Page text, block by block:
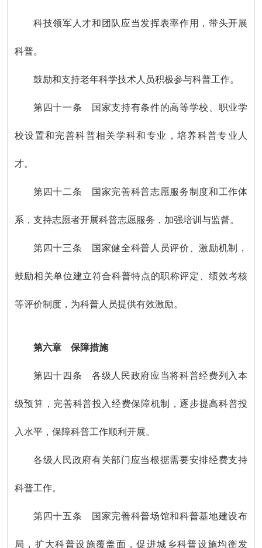
科技领军人才和团队应当发挥表率作用，带头开展
科普。
鼓励和支持老年科学技术人员积极参与科普工作。
第四十一条 国家支持有条件的高等学校、职业学
校设置和完善科普相关学科和专业，培养科普专业人
才。
第四十二条 国家完善科普志愿服务制度和工作体
系，支持志愿者开展科普志愿服务，加强培训与监督。
第四十三条 国家健全科普人员评价、激励机制，
鼓励相关单位建立符合科普特点的职称评定、绩效考核
等评价制度，为科普人员提供有效激励。
第六章 保障措施
第四十四条 各级人民政府应当将科普经费列入本
级预算，完善科普投入经费保障机制，逐步提高科普投
入水平，保障科普工作顺利开展。
各级人民政府有关部门应当根据需要安排经费支持
科普工作。
第四十五条 国家完善科普场馆和科普基地建设布
局，扩大科普设施覆盖面，促进城乡科普设施均衡发